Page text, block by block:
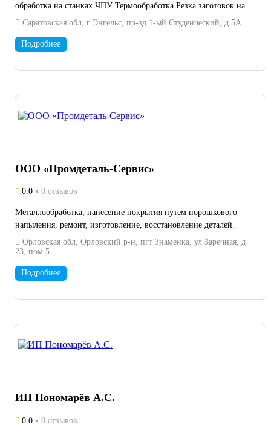
обработка на станках ЧПУ Термообработка Резка заготовок на
ленточной пиле Работаем по чертежам, эскизам, образцам
Саратовская обл, г Энгельс, пр-зд 1-ый Студенческий, д 5А
Подробнее
ООО «Промдеталь-Сервис»
0.0 0 отзывов
Металлообработка, нанесение покрытия путем порошкового
напыления, ремонт, изготовление, восстановление деталей.
Орловская обл, Орловский р-н, пгт Знаменка, ул Заречная, д
23, пом 5
Подробнее
ИП Пономарёв А.С.
0.0 0 отзывов